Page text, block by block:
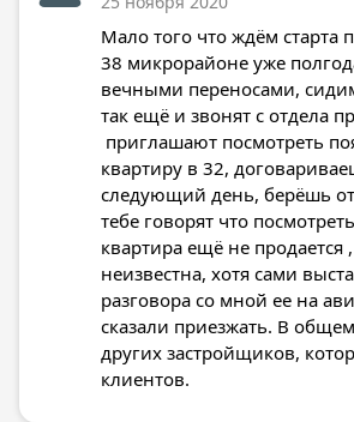
Мало того что ждём старта
38 микрорайоне уже
вечными переносами,
так ещё и звонят с отдела
приглашают посмотреть
квартиру в 32,
следующий день, берёшь
тебе говорят что
квартира ещё не продается
неизвестна, хотя сами
разговора со мной ее на
сказали приезжать. В
других застройщиков,
клиентов.